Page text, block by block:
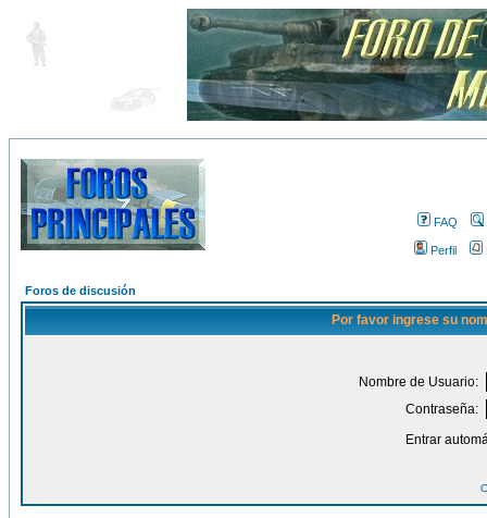
FAQ
Perfil
Foros de discusión
Por favor ingrese su
Nombre de Usuario:
Contraseña:
Entrar